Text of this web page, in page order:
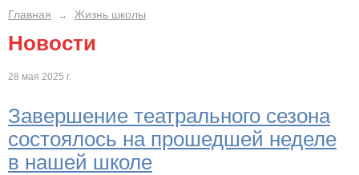
Главная → Жизнь школы
Новости
28 мая 2025 г.
Завершение театрального сезона
состоялось на прошедшей неделе
в нашей школе